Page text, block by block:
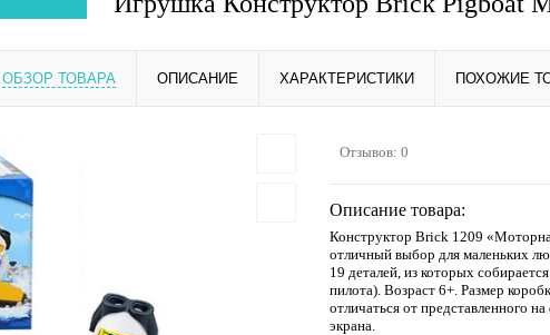
ОБЗОР ТОВАРА ОПИСАНИЕ ХАРАКТЕРИСТИКИ ПОХОЖИЕ
Отзывов: 0
Описание товара:
Конструктор Brick 1209
отличный выбор для маленьких
19 деталей, из которых
пилота). Возраст 6+. Размер
отличаться от представленного
экрана.